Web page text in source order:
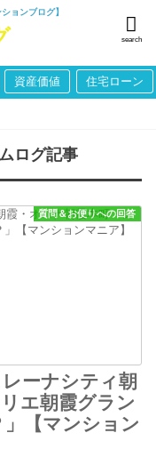
ョンブログ】
search
資産価値 住宅ローン
ログ記事
質問＆お便りへの回答
ーナシティ朝
エ朝霞グラン
【マンション